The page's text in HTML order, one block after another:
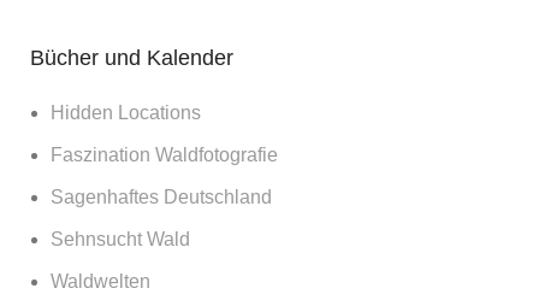
Bücher und Kalender
Hidden Locations
Faszination Waldfotografie
Sagenhaftes Deutschland
Sehnsucht Wald
Waldwelten